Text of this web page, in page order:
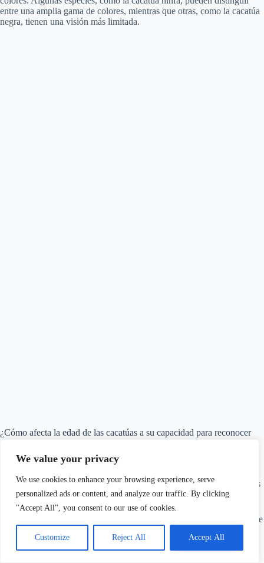
We value your privacy
We use cookies to enhance your browsing experience, serve
personalized ads or content, and analyze our traffic. By clicking
"Accept All", you consent to our use of cookies.
Customize Reject All Accept All
entre una amplia gama de colores, mientras que otras, como la cacatúa
negra, tienen una visión más limitada.
¿Cómo afecta la edad de las cacatúas a su capacidad para reconocer
La edad de las cacatúas puede afectar su capacidad para reconocer
ciertos colores, como el azul y el violeta, debido a cambios en sus ojos
y su cerebro.
Esto puede dificultar su capacidad para encontrar comida, comunicarse